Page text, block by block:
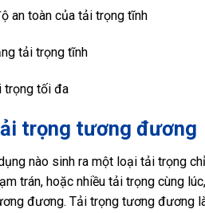
an toàn của tải trọng tĩnh
trọng tĩnh
tối đa
trọng tương đương
nào sinh ra một loại tải trọng
trán, hoặc nhiều tải trọng cùng
đương. Tải trọng tương đương